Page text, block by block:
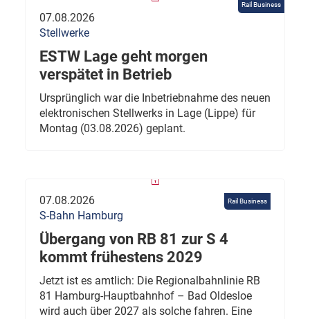
Rail Business
07.08.2026
Stellwerke
ESTW Lage geht morgen
verspätet in Betrieb
Ursprünglich war die Inbetriebnahme des neuen
elektronischen Stellwerks in Lage (Lippe) für
Montag (03.08.2026) geplant.
Rail Business
07.08.2026
S-Bahn Hamburg
Übergang von RB 81 zur S 4
kommt frühestens 2029
Jetzt ist es amtlich: Die Regionalbahnlinie RB
81 Hamburg-Hauptbahnhof – Bad Oldesloe
wird auch über 2027 als solche fahren. Eine